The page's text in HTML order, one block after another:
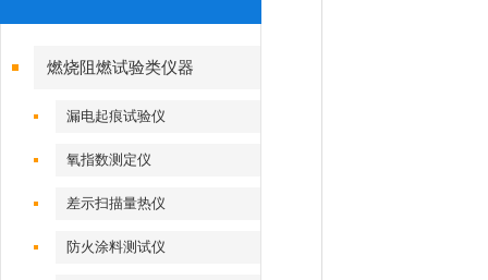
燃烧阻燃试验类仪器
漏电起痕试验仪
氧指数测定仪
差示扫描量热仪
防火涂料测试仪